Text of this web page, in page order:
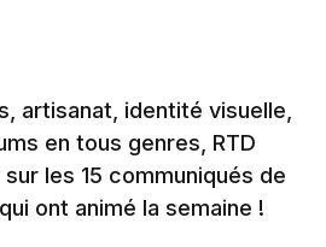
artisanat, identité visuelle,
en tous genres, RTD
les 15 communiqués de
ont animé la semaine !